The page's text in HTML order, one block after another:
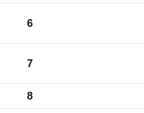
6
7
8